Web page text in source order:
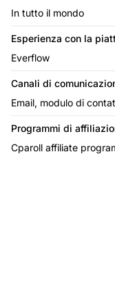
In tutto il mondo
Esperienza con la
Everflow
Canali di
Email, modulo di
Programmi di
Cparoll affiliate